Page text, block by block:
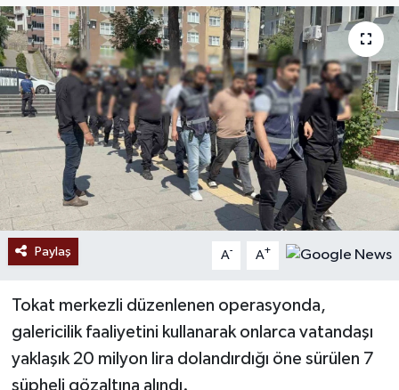
Paylaş A- A+
Tokat merkezli düzenlenen operasyonda,
galericilik faaliyetini kullanarak onlarca vatandaşı
yaklaşık 20 milyon lira dolandırdığı öne sürülen 7
şüpheli gözaltına alındı.
Ekonomi
Sağlık
Tokat Haber